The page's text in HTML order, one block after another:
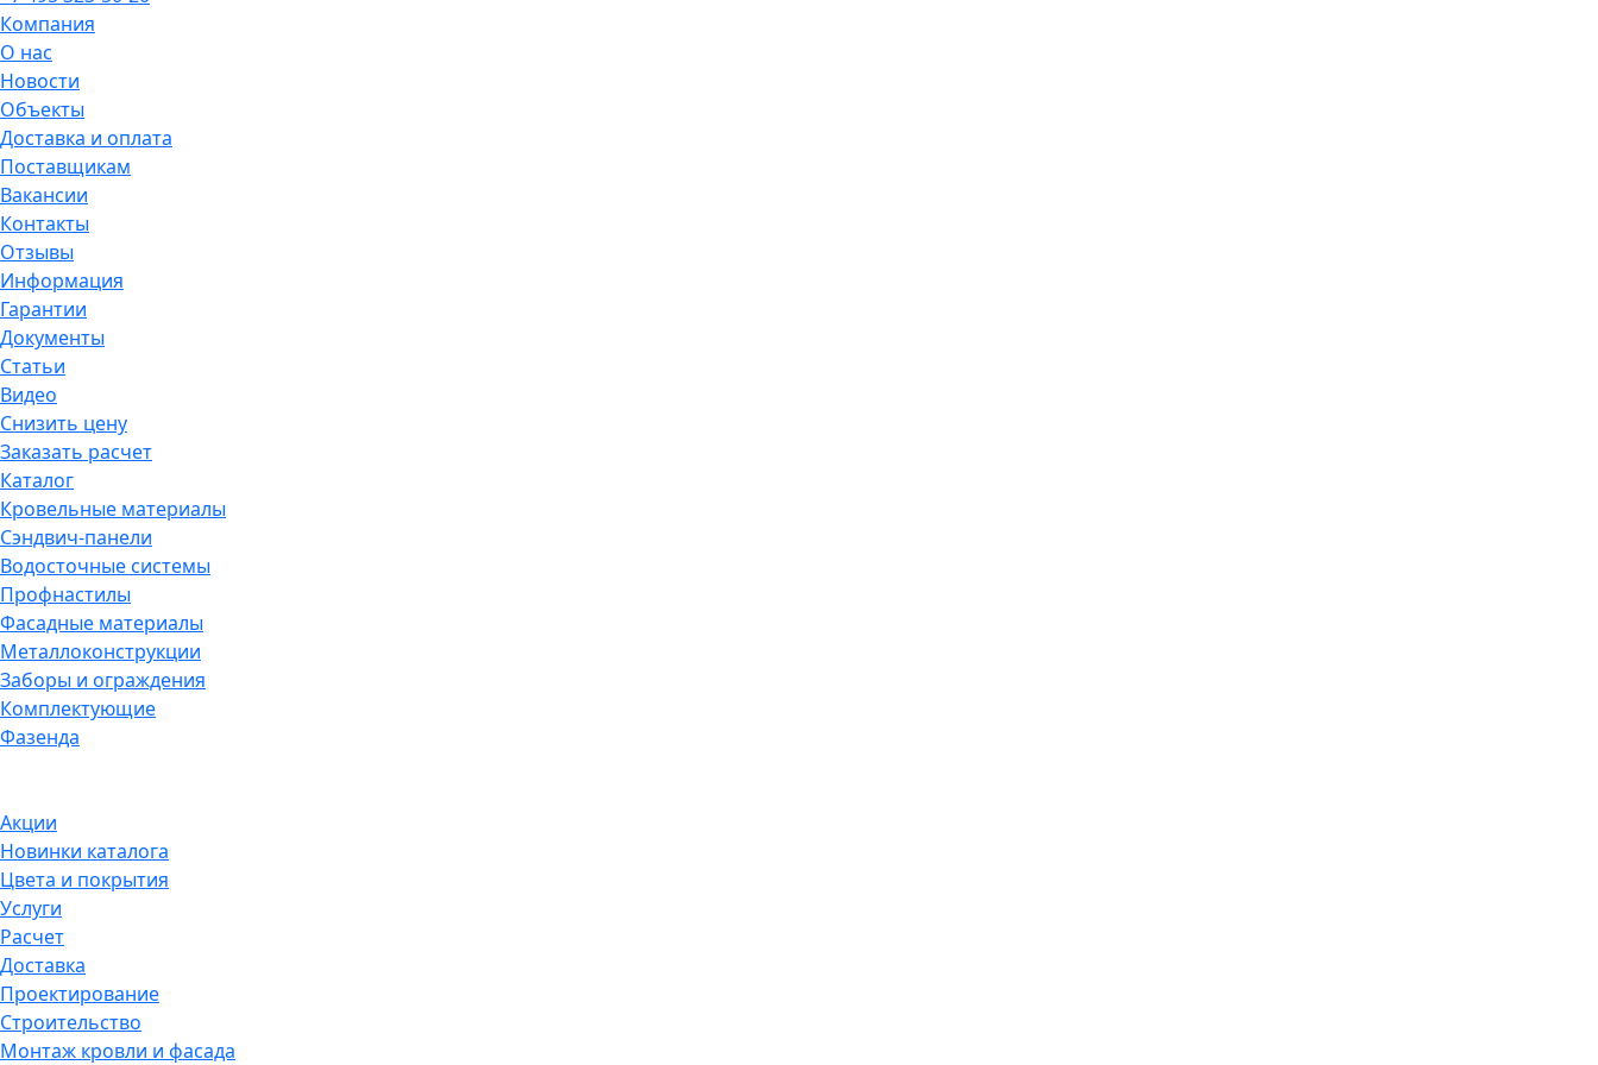
Компания
О нас
Новости
Объекты
Доставка и оплата
Поставщикам
Вакансии
Контакты
Отзывы
Информация
Гарантии
Документы
Статьи
Видео
Снизить цену
Заказать расчет
Каталог
Кровельные материалы
Сэндвич-панели
Водосточные системы
Профнастилы
Фасадные материалы
Металлоконструкции
Заборы и ограждения
Комплектующие
Фазенда
Акции
Новинки каталога
Цвета и покрытия
Услуги
Расчет
Доставка
Проектирование
Строительство
Монтаж кровли и фасада